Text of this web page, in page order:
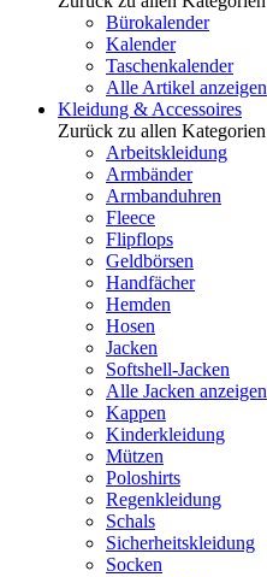
Bürokalender
Kalender
Taschenkalender
Alle Artikel anzeigen
Kleidung & Accessoires
Zurück zu allen Kategorien
Arbeitskleidung
Armbänder
Armbanduhren
Fleece
Flipflops
Geldbörsen
Handfächer
Hemden
Hosen
Jacken
Softshell-Jacken
Alle Jacken anzeigen
Kappen
Kinderkleidung
Mützen
Poloshirts
Regenkleidung
Schals
Sicherheitskleidung
Socken